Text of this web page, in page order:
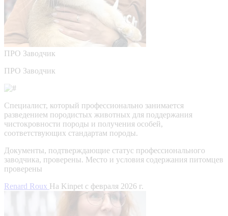
ПРО Заводчик
ПРО Заводчик
Специалист, который профессионально занимается
разведением породистых животных для поддержания
чистокровности породы и получения особей,
соответствующих стандартам породы.
Документы, подтверждающие статус профессионального
заводчика, проверены. Место и условия содержания питомцев
проверены
Renard Roux На Kinpet c февраля 2026 г.